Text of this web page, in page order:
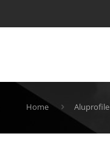
Home Aluprofile